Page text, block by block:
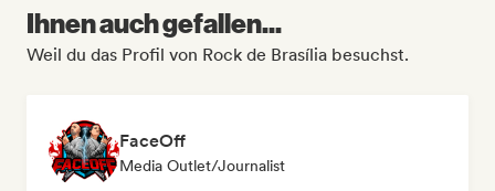
Ihnen auch gefallen...
Weil du das Profil von Rock de Brasília besuchst.
FaceOff
Media Outlet/Journalist